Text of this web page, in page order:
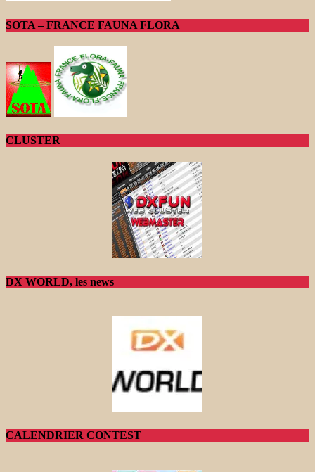
SOTA – FRANCE FAUNA FLORA
CLUSTER
DX WORLD, les news
CALENDRIER CONTEST